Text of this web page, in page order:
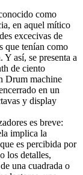
como
en aquel mítico
excecivas de
que tenían como
así, se presenta a
de ciento
Drum machine
en un
y display
es breve:
implica la
es percibida por
los detalles,
una cuadrada o